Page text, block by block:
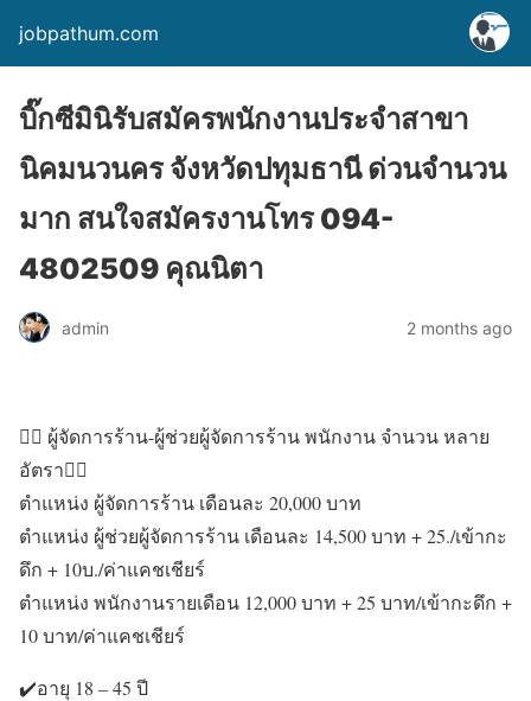
jobpathum.com
บิ๊กซีมินิรับสมัครพนักงานประจำสาขา
นิคมนวนคร จังหวัดปทุมธานี ด่วนจำนวน
มาก สนใจสมัครงานโทร 094-
4802509 คุณนิตา
admin 2 months ago
🤵‍♂ ผู้จัดการร้าน-ผู้ช่วยผู้จัดการร้าน พนักงาน จำนวน หลาย
อัตรา🤵‍♀
ตำแหน่ง ผู้จัดการร้าน เดือนละ 20,000 บาท
ตำแหน่ง ผู้ช่วยผู้จัดการร้าน เดือนละ 14,500 บาท + 25./เข้ากะ
ดึก + 10บ./ค่าแคชเชียร์
ตำแหน่ง พนักงานรายเดือน 12,000 บาท + 25 บาท/เข้ากะดึก +
10 บาท/ค่าแคชเชียร์
✔️อายุ 18 – 45 ปี